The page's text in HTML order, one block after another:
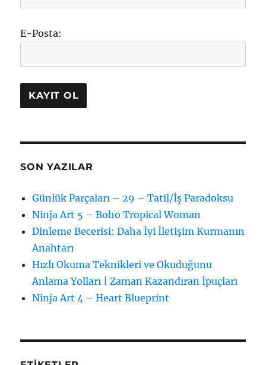
E-Posta:
SON YAZILAR
Günlük Parçaları – 29 – Tatil/İş Paradoksu
Ninja Art 5 – Boho Tropical Woman
Dinleme Becerisi: Daha İyi İletişim Kurmanın
Anahtarı
Hızlı Okuma Teknikleri ve Okuduğunu
Anlama Yolları | Zaman Kazandıran İpuçları
Ninja Art 4 – Heart Blueprint